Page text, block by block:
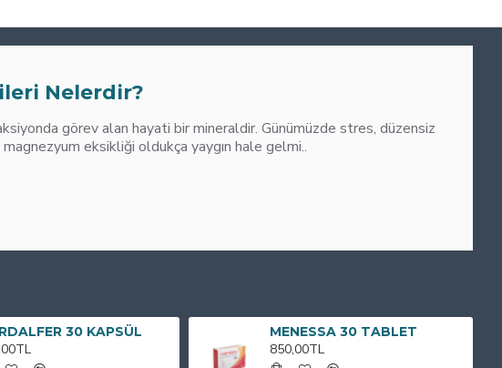
Nelerdir?
görev alan hayati bir mineraldir. Günümüzde stres, düzensiz
eksikliği oldukça yaygın hale gelmi..
30 KAPSÜL MENESSA 30 TABLET
850,00TL